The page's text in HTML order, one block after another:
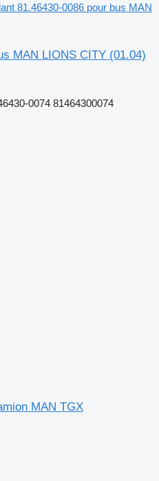
81.46430-0086 pour bus MAN
MAN LIONS CITY (01.04)
0074 81464300074
MAN TGX